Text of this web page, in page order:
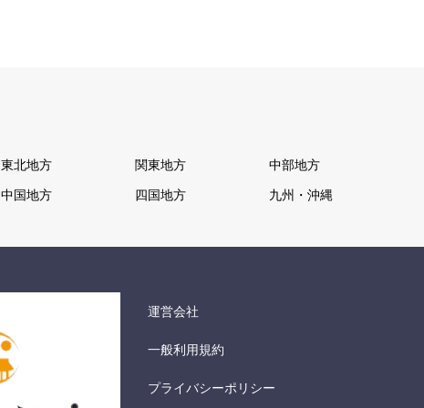
東北地方 関東地方 中部地方
中国地方 四国地方 九州・沖縄
運営会社
一般利用規約
プライバシーポリシー